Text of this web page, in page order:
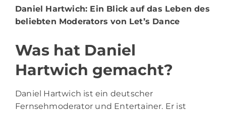
Daniel Hartwich: Ein Blick auf das Leben des
beliebten Moderators von Let’s Dance
Was hat Daniel
Hartwich gemacht?
Daniel Hartwich ist ein deutscher
Fernsehmoderator und Entertainer. Er ist